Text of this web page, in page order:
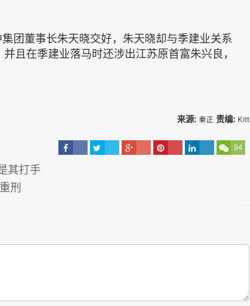
团董事长朱天晓交好，朱天晓却与季建业关系
且在季建业落马时还涉出江苏原首富朱兴良，
来源: 秦正 责编: Kitt
94
其打手
刑